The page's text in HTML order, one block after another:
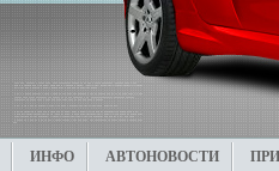
ИНФО АВТОНОВОСТИ